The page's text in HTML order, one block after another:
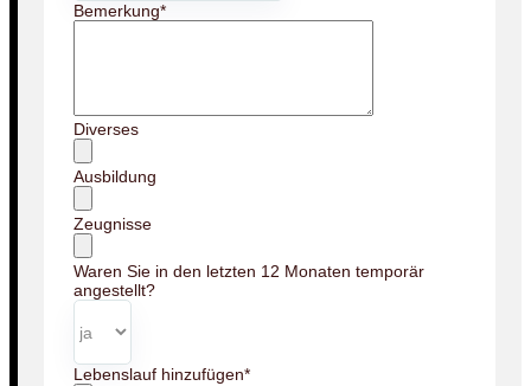
Bemerkung*
Diverses
Ausbildung
Zeugnisse
Waren Sie in den letzten 12 Monaten temporär
angestellt?
Lebenslauf hinzufügen*